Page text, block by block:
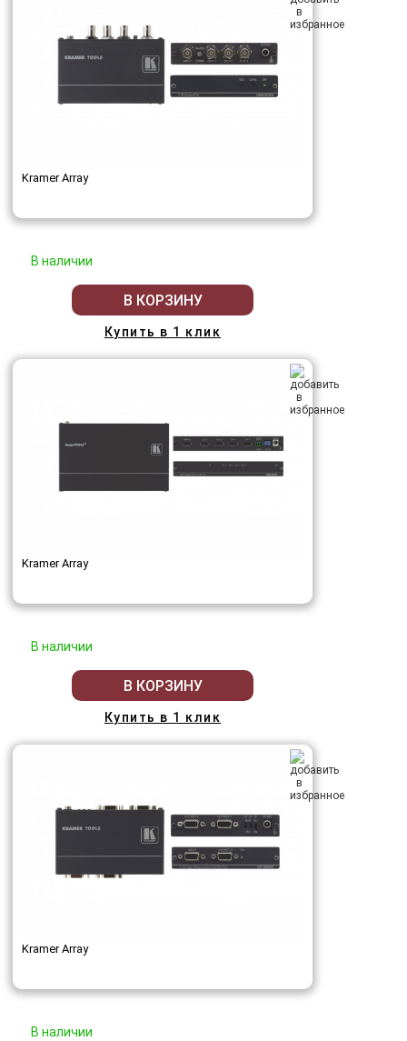
Kramer Array
В наличии
В КОРЗИНУ
Купить в 1 клик
Kramer Array
В наличии
В КОРЗИНУ
Купить в 1 клик
Kramer Array
В наличии